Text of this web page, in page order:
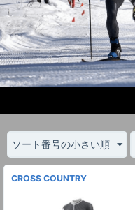
ソート番号の小さい順
CROSS COUNTRY